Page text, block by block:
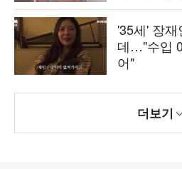
'35세' 장
데…"수입
어"
더보기